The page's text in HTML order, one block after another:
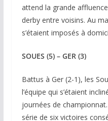
attend la grande
derby entre voisins. Au
s’étaient imposés à
SOUES (5) – GER (3)
Battus à Ger (2-1), les
l’équipe qui s’étaient
journées de
série de six victoires